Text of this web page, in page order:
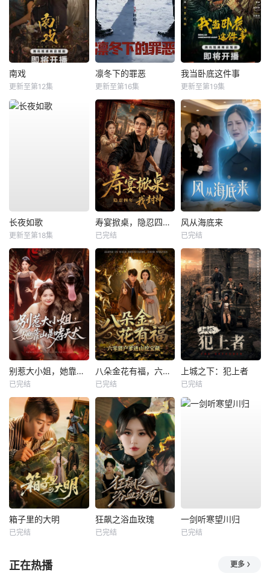
南戏
更新至第12集
凛冬下的罪恶
更新至第16集
我当卧底这件事
更新至第19集
长夜如歌
更新至第18集
寿宴掀桌，隐忍四年我封神
已完结
风从海底来
已完结
别惹大小姐，她靠山是哮天犬
已完结
八朵金花有福，六零猎户爹进山挖宝藏
已完结
上城之下：犯上者
已完结
箱子里的大明
已完结
狂飙之浴血玫瑰
已完结
一剑听寒望川归
已完结
正在热播 更多